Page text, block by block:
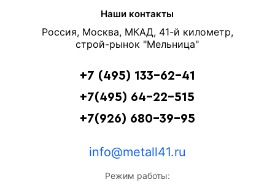
Наши контакты
Россия, Москва, МКАД, 41-й километр,
строй-рынок "Мельница"
+7 (495) 133-62-41
+7(495) 64-22-515
+7(926) 680-39-95
info@metall41.ru
Режим работы: